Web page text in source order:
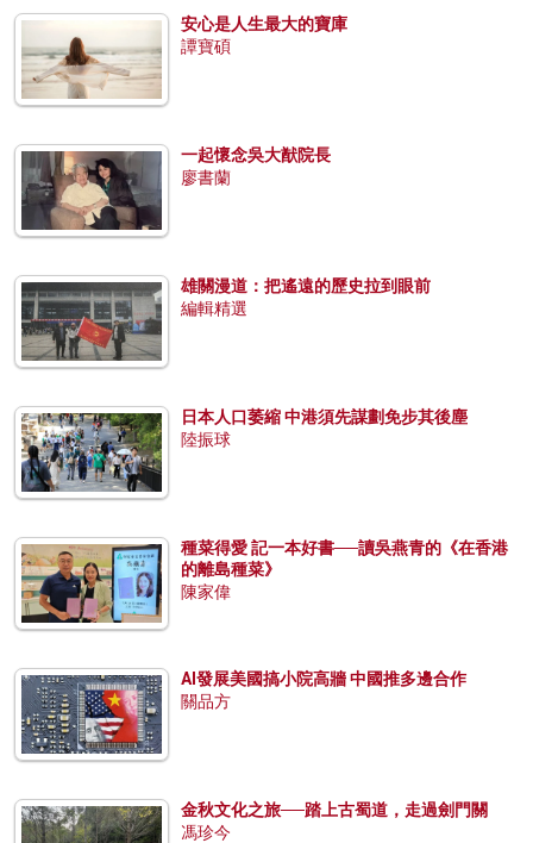
安心是人生最大的寶庫
譚寶碩
一起懷念吳大猷院長
廖書蘭
雄關漫道：把遙遠的歷史拉到眼前
編輯精選
日本人口萎縮 中港須先謀劃免步其後塵
陸振球
種菜得愛 記一本好書──讀吳燕青的《在香港
的離島種菜》
陳家偉
AI發展美國搞小院高牆 中國推多邊合作
關品方
金秋文化之旅──踏上古蜀道，走過劍門關
馮珍今